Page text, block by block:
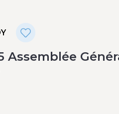
Assemblée